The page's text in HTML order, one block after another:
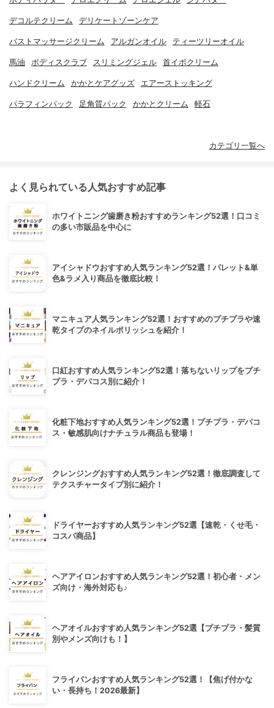
デコルテクリーム デリケートゾーンケア
バストマッサージクリーム アルガンオイル ティーツリーオイル
馬油 ボディスクラブ スリミングジェル 首イボクリーム
ハンドクリーム かかとケアグッズ エアーストッキング
パラフィンパック 足角質パック かかとクリーム 軽石
カテゴリ一覧へ
よく見られている人気おすすめ記事
ホワイトニング歯磨き粉おすすめランキング52選！口コミ
の多い市販品を中心に
アイシャドウおすすめ人気ランキング52選！パレット&単
色&ラメ入り商品を徹底比較！
マニキュア人気ランキング52選！おすすめのプチプラや速
乾タイプのネイルポリッシュを紹介！
口紅おすすめ人気ランキング52選！落ちないリップをプチ
プラ・デパコス別に紹介！
化粧下地おすすめ人気ランキング52選！プチプラ・デパコ
ス・敏感肌向けナチュラル商品も登場！
クレンジングおすすめ人気ランキング52選！徹底調査して
テクスチャータイプ別に紹介！
ドライヤーおすすめ人気ランキング52選【速乾・くせ毛・
コスパ商品】
ヘアアイロンおすすめ人気ランキング52選！初心者・メン
ズ向け・海外対応も♪
ヘアオイルおすすめ人気ランキング52選【プチプラ・髪質
別やメンズ向けも！】
フライパンおすすめ人気ランキング52選！【焦げ付かな
い・長持ち！2026最新】